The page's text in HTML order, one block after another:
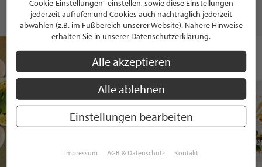
DAS KÖNNTE SIE AUCH INTERESSIEREN
unter einer
Dreierlei
Cookie-Einstellungen" einstellen, sowie diese Einstellungen
jederzeit aufrufen und Cookies auch nachträglich jederzeit
abwählen (z.B. im Fußbereich unserer Website). Nähere Hinweise
erhalten Sie in unserer Datenschutzerklärung.
Alle akzeptieren
Alle ablehnen
Einstellungen bearbeiten
Impressum AGB & Datenschutz Kontakt